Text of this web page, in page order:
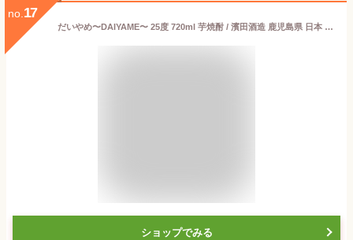
no. 17
だいやめ〜DAIYAME〜 25度 720ml 芋焼酎 / 濱田酒造 鹿児島県 日本 黒麹 黄金千貫
ショップでみる